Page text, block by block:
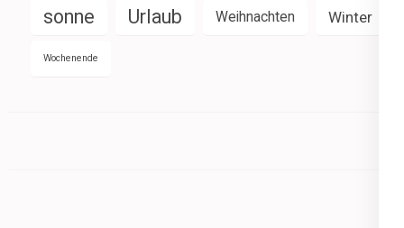
sonne Urlaub Weihnachten Winter
Wochenende